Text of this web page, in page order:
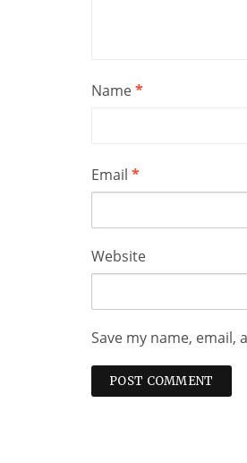
Name*
Email *
Website
Save my name,